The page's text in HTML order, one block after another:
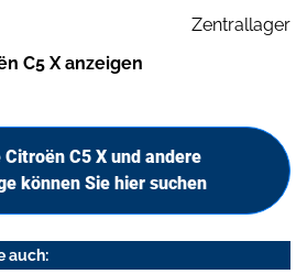
Zentrallager
C5 X anzeigen
C5 X und andere
können Sie hier suchen
auch: